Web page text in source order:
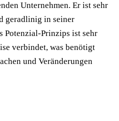
Unternehmen. Er ist sehr
geradlinig in seiner
Potenzial-Prinzips ist sehr
verbindet, was benötigt
und Veränderungen